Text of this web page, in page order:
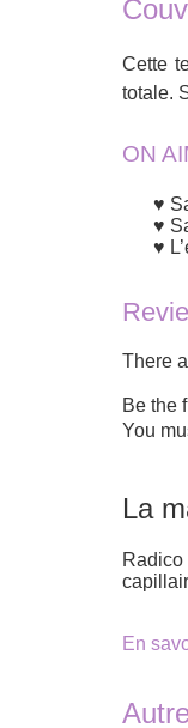
Cette
totale.
ON
There
Be the
You
La
En